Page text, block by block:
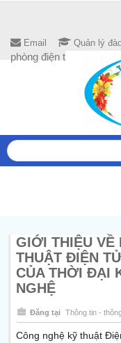
Email Quản lý
phòng điện tử
GIỚI THIỆU VỀ
THUẬT ĐIỆN
CỦA THỜI ĐẠI
NGHỆ
Đăng tại Thông tin -
Công nghệ kỹ thuật